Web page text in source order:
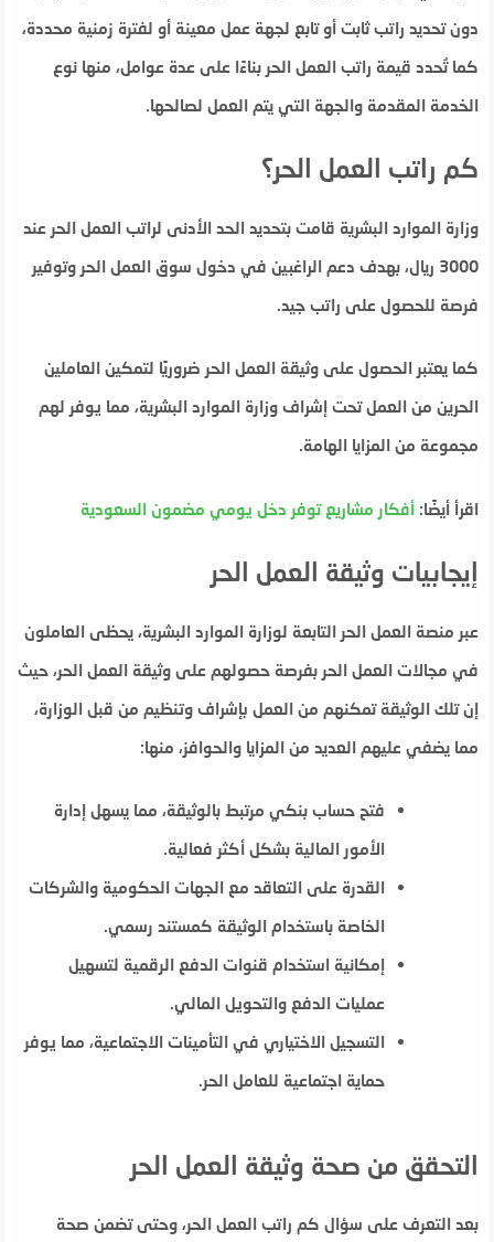
دون تحديد راتب ثابت أو تابع لجهة عمل معينة أو لفترة زمنية محددة،
كما تُحدد قيمة راتب العمل الحر بناءًا على عدة عوامل، منها نوع
الخدمة المقدمة والجهة التي يتم العمل لصالحها.
كم راتب العمل الحر؟
وزارة الموارد البشرية قامت بتحديد الحد الأدنى لراتب العمل الحر عند
3000 ريال، بهدف دعم الراغبين في دخول سوق العمل الحر وتوفير
فرصة للحصول على راتب جيد.
كما يعتبر الحصول على وثيقة العمل الحر ضروريًا لتمكين العاملين
الحرين من العمل تحت إشراف وزارة الموارد البشرية، مما يوفر لهم
مجموعة من المزايا الهامة.
اقرأ أيضًا:أفكار مشاريع توفر دخل يومي مضمون السعودية
إيجابيات وثيقة العمل الحر
عبر منصة العمل الحر التابعة لوزارة الموارد البشرية، يحظى العاملون
في مجالات العمل الحر بفرصة حصولهم على وثيقة العمل الحر، حيث
إن تلك الوثيقة تمكنهم من العمل بإشراف وتنظيم من قبل الوزارة،
مما يضفي عليهم العديد من المزايا والحوافز، منها:
فتح حساب بنكي مرتبط بالوثيقة، مما يسهل إدارة
الأمور المالية بشكل أكثر فعالية.
القدرة على التعاقد مع الجهات الحكومية والشركات
الخاصة باستخدام الوثيقة كمستند رسمي.
إمكانية استخدام قنوات الدفع الرقمية لتسهيل
عمليات الدفع والتحويل المالي.
التسجيل الاختياري في التأمينات الاجتماعية، مما يوفر
حماية اجتماعية للعامل الحر.
التحقق من صحة وثيقة العمل الحر
بعد التعرف على سؤال كم راتب العمل الحر، وحتى تضمن صحة